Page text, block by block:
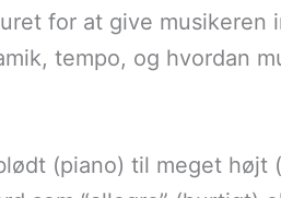
for at give musikeren
tempo, og hvordan
(piano) til meget højt